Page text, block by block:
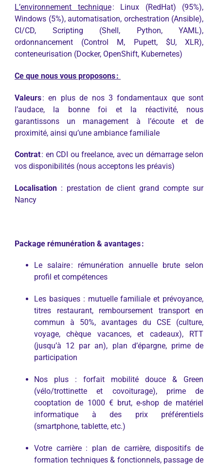
L’environnement technique: Linux (RedHat) (95%),
Windows (5%), automatisation, orchestration (Ansible),
CI/CD, Scripting (Shell, Python, YAML),
ordonnancement (Control M, Pupett, $U, XLR),
conteneurisation (Docker, OpenShift, Kubernetes)
Ce que nous vous proposons :
Valeurs: en plus de nos 3 fondamentaux que sont
l’audace, la bonne foi et la réactivité, nous
garantissons un management à l’écoute et de
proximité, ainsi qu’une ambiance familiale
Contrat: en CDI ou freelance, avec un démarrage selon
vos disponibilités (nous acceptons les préavis)
Localisation : prestation de client grand compte sur
Nancy
Package rémunération & avantages :
Le salaire : rémunération annuelle brute selon
profil et compétences
Les basiques : mutuelle familiale et prévoyance,
titres restaurant, remboursement transport en
commun à 50%, avantages du CSE (culture,
voyage, chèque vacances, et cadeaux), RTT
(jusqu’à 12 par an), plan d’épargne, prime de
participation
Nos plus : forfait mobilité douce & Green
(vélo/trottinette et covoiturage), prime de
cooptation de 1000 € brut, e-shop de matériel
informatique à des prix préférentiels
(smartphone, tablette, etc.)
Votre carrière : plan de carrière, dispositifs de
formation techniques & fonctionnels, passage de